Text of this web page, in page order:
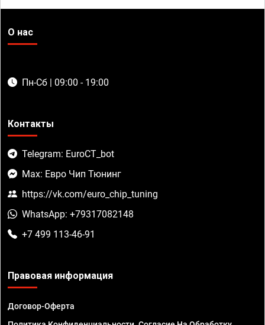
О нас
Пн-Сб | 09:00 - 19:00
Контакты
Telegram: EuroCT_bot
Max: Евро Чип Тюнинг
https://vk.com/euro_chip_tuning
WhatsApp: +79317082148
+7 499 113-46-91
Правовая информация
Договор-Оферта